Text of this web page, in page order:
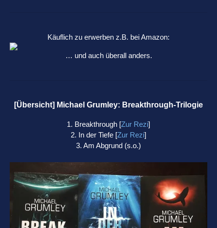
Käuflich zu erwerben z.B. bei Amazon:
… und auch überall anders.
[Übersicht] Michael Grumley: Breakthrough-Trilogie
1. Breakthrough [Zur Rezi]
2. In der Tiefe [Zur Rezi]
3. Am Abgrund (s.o.)